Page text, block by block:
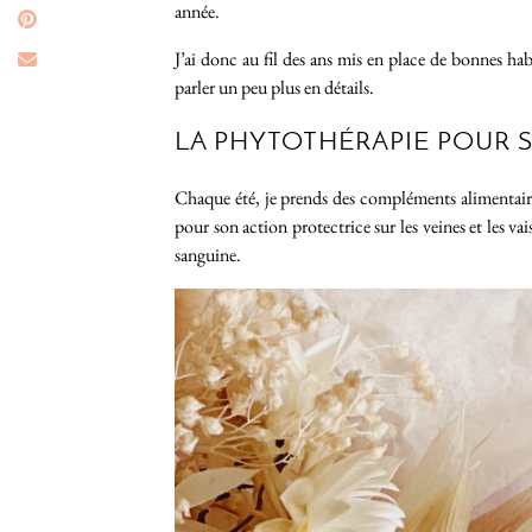
année.
J’ai donc au fil des ans mis en place de bonnes
parler un peu plus en détails.
LA PHYTOTHÉRAPIE POUR
Chaque été, je prends des compléments
pour son action protectrice sur les veines et les
sanguine.